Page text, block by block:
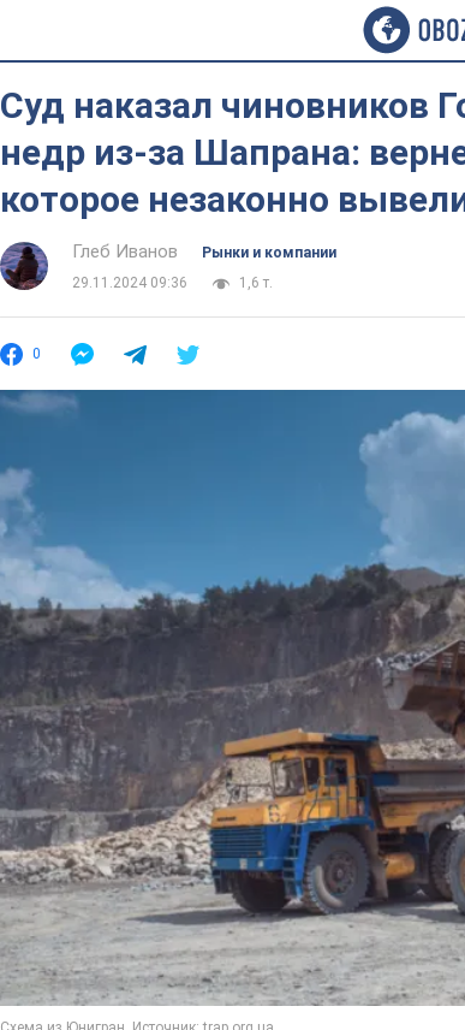
Суд наказал чиновников
недр из-за Шапрана:
которое незаконно
Глеб Иванов
Рынки и компании
29.11.2024 09:36
1,6 т.
0